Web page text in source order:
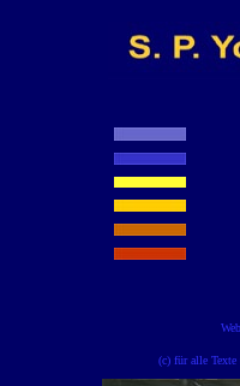
(c) für alle